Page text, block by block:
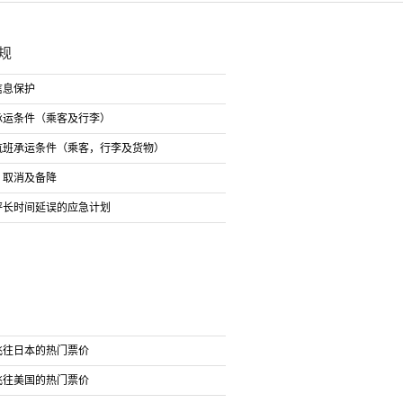
保护
条件（乘客及行李）
承运条件（乘客，行李及货物）
取消及备降
时间延误的应急计划
往日本的热门票价
往美国的热门票价